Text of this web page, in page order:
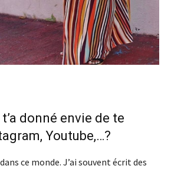
t’a donné envie de te
Youtube,…?
ce monde. J’ai souvent écrit des